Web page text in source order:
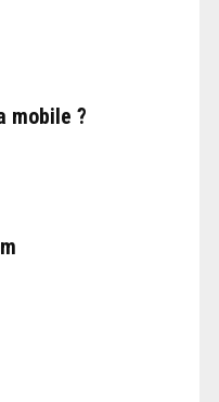
mobile ?